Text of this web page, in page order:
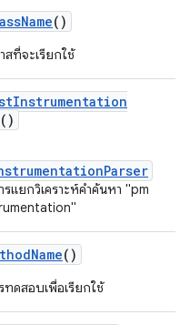
Name()
สที่จะเรียกใช้
Instrumentation
()
รแยกวิเคราะห์คำค้นหา "pm
Name()
ทดสอบเพื่อเรียกใช้